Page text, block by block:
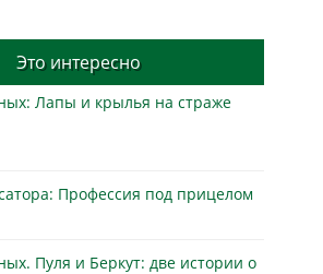
Это интересно
Лапы и крылья на страже
Профессия под прицелом
Пуля и Беркут: две истории о